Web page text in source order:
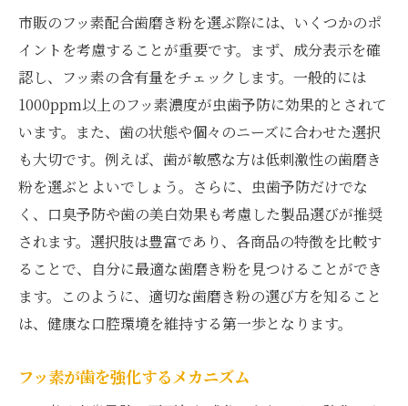
市販のフッ素配合歯磨き粉を選ぶ際には、いくつかのポ
イントを考慮することが重要です。まず、成分表示を確
認し、フッ素の含有量をチェックします。一般的には
1000ppm以上のフッ素濃度が虫歯予防に効果的とされて
います。また、歯の状態や個々のニーズに合わせた選択
も大切です。例えば、歯が敏感な方は低刺激性の歯磨き
粉を選ぶとよいでしょう。さらに、虫歯予防だけでな
く、口臭予防や歯の美白効果も考慮した製品選びが推奨
されます。選択肢は豊富であり、各商品の特徴を比較す
ることで、自分に最適な歯磨き粉を見つけることができ
ます。このように、適切な歯磨き粉の選び方を知ること
は、健康な口腔環境を維持する第一歩となります。
フッ素が歯を強化するメカニズム